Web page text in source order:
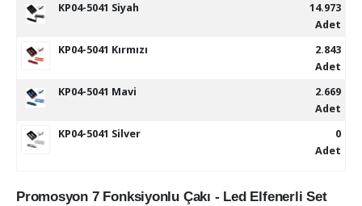
KP04-5041 Siyah
14.973
Adet
KP04-5041 Kırmızı
2.843
Adet
KP04-5041 Mavi
2.669
Adet
KP04-5041 Silver
0
Adet
Promosyon 7 Fonksiyonlu Çakı - Led Elfenerli Set